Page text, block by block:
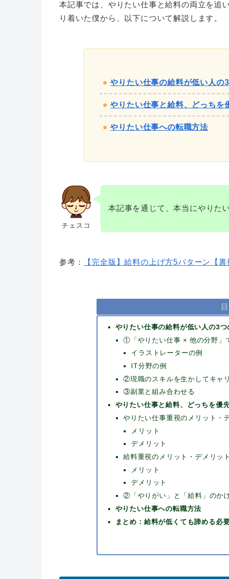
本記事では、やりたい仕事と給料の両立を追
り着いた僕から、以下について解説します。
やりたい仕事の給料が低い人の
やりたい仕事と給料、どっちを
やりたい仕事への転職方法
チェスコ
本記事を通じて、本当にやりた
参考： 【完全版】給料の上げ方5パターン【裏
やりたい仕事の給料が低い人の3つ
①「やりたい仕事 × 他の分野」
イラストレーターの例
IT分野の例
②現職のスキルを生かしてキャ
③副業と組み合わせる
やりたい仕事と給料、どっちを優
やりたい仕事重視のメリット・
メリット
デメリット
給料重視のメリット・デメリット
メリット
デメリット
②「やりがい」と「給料」のか
やりたい仕事への転職方法
まとめ：給料が低くても諦める必